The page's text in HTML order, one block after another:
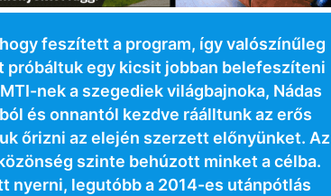
feszített a program, így valószínűleg
próbáltuk egy kicsit jobban belefeszíteni
nek a szegediek világbajnoka, Nádas
és onnantól kezdve ráálltunk az erős
őrizni az elején szerzett előnyünket. Az
szinte behúzott minket a célba.
nyerni, legutóbb a 2014-es utánpótlás